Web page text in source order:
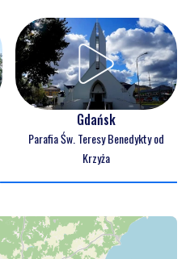
Gdańsk
Parafia Św. Teresy Benedykty od
Krzyża